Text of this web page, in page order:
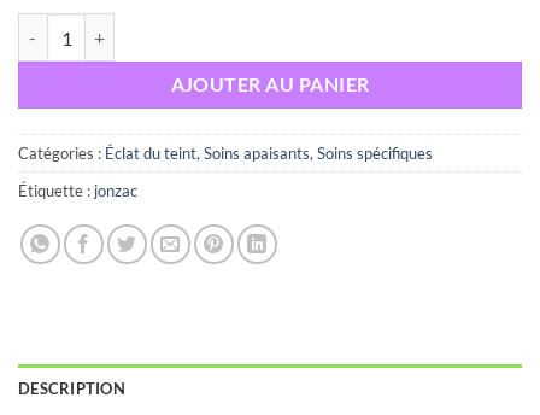
AJOUTER AU PANIER
Catégories : Éclat du teint, Soins apaisants, Soins spécifiques
Étiquette : jonzac
DESCRIPTION